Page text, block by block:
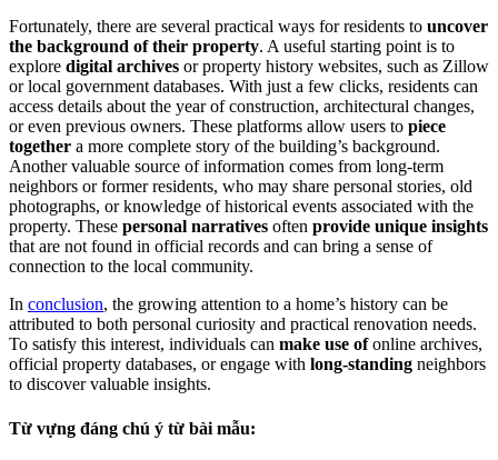
Fortunately, there are several practical ways for residents to uncover
the background of their property. A useful starting point is to
explore digital archives or property history websites, such as Zillow
or local government databases. With just a few clicks, residents can
access details about the year of construction, architectural changes,
or even previous owners. These platforms allow users to piece
together a more complete story of the building’s background.
Another valuable source of information comes from long-term
neighbors or former residents, who may share personal stories, old
photographs, or knowledge of historical events associated with the
property. These personal narratives often provide unique insights
that are not found in official records and can bring a sense of
connection to the local community.
In conclusion, the growing attention to a home’s history can be
attributed to both personal curiosity and practical renovation needs.
To satisfy this interest, individuals can make use ofonline archives,
official property databases, or engage with long-standing neighbors
to discover valuable insights.
Từ vựng đáng chú ý từ bài mẫu: